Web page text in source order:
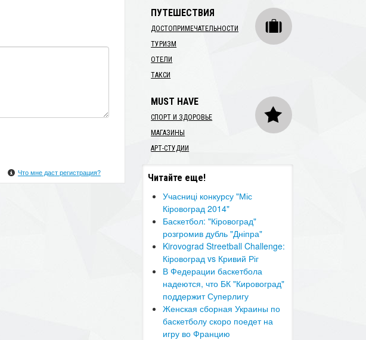
Что мне даст регистрация?
ПУТЕШЕСТВИЯ
ДОСТОПРИМЕЧАТЕЛЬНОСТИ
ТУРИЗМ
ОТЕЛИ
ТАКСИ
MUST HAVE
СПОРТ И ЗДОРОВЬЕ
МАГАЗИНЫ
АРТ-СТУДИИ
Читайте еще!
Учасниці конкурсу "Міс
Кіровоград 2014"
Баскетбол: "Кіровоград"
розгромив дубль "Дніпра"
Kirovograd Streetball Challenge:
Кіровоград vs Кривий Ріг
В Федерации баскетбола
надеются, что БК "Кировоград"
поддержит Суперлигу
Женская сборная Украины по
баскетболу скоро поедет на
игру во Францию